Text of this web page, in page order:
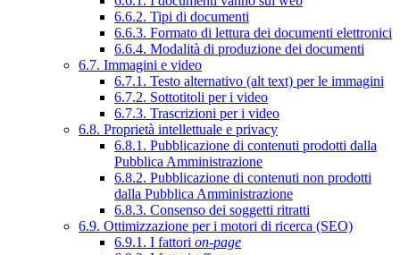
6.6.2. Tipi di documenti
6.6.3. Formato di lettura dei documenti elettronici
6.6.4. Modalità di produzione dei documenti
6.7. Immagini e video
6.7.1. Testo alternativo (alt text) per le immagini
6.7.2. Sottotitoli per i video
6.7.3. Trascrizioni per i video
6.8. Proprietà intellettuale e privacy
6.8.1. Pubblicazione di contenuti prodotti dalla
Pubblica Amministrazione
6.8.2. Pubblicazione di contenuti non prodotti
dalla Pubblica Amministrazione
6.8.3. Consenso dei soggetti ritratti
6.9. Ottimizzazione per i motori di ricerca (SEO)
6.9.1. I fattori on-page